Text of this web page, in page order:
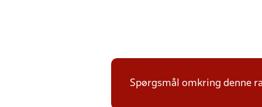
Spørgsmål omkring denne